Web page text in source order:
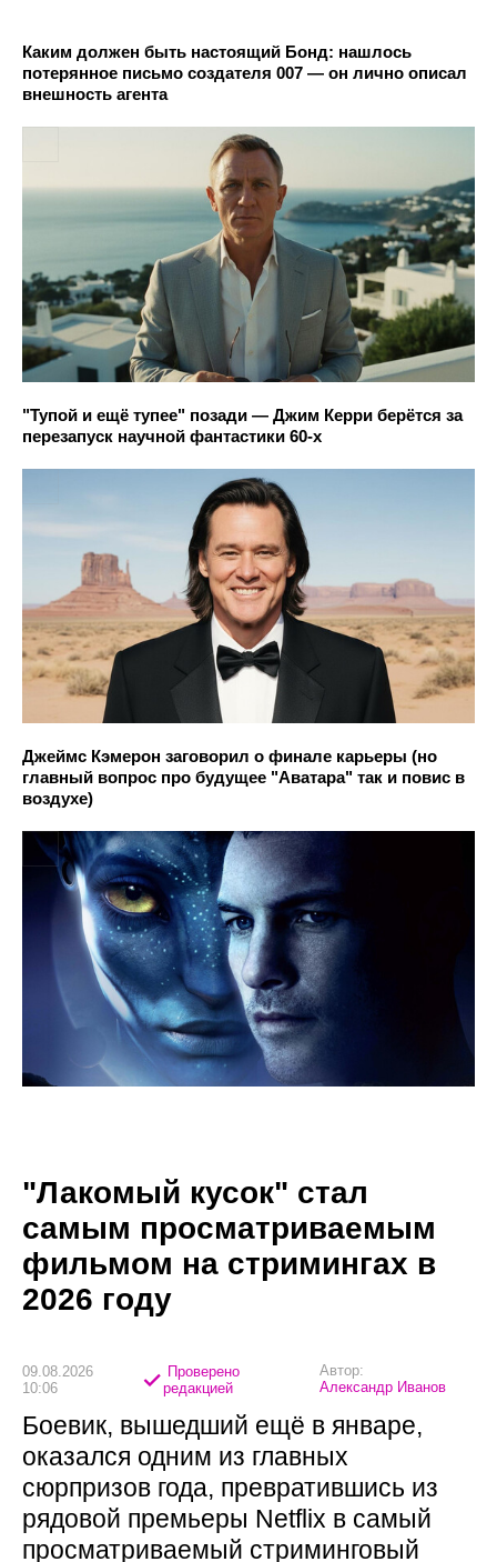
Каким должен быть настоящий Бонд: нашлось
потерянное письмо создателя 007 — он лично описал
внешность агента
"Тупой и ещё тупее" позади — Джим Керри берётся за
перезапуск научной фантастики 60-х
Джеймс Кэмерон заговорил о финале карьеры (но
главный вопрос про будущее "Аватара" так и повис в
воздухе)
"Лакомый кусок" стал
самым просматриваемым
фильмом на стримингах в
2026 году
09.08.2026
10:06
Проверено
редакцией
Автор:
Александр Иванов
Боевик, вышедший ещё в январе,
оказался одним из главных
сюрпризов года, превратившись из
рядовой премьеры Netflix в самый
просматриваемый стриминговый